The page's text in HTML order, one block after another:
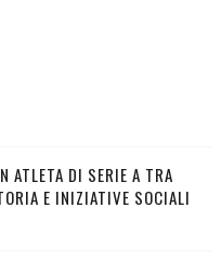
ATLETA DI SERIE A TRA
E INIZIATIVE SOCIALI